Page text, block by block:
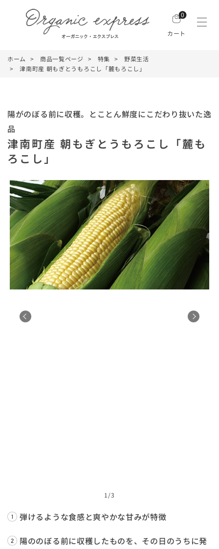
0
カート
ホーム 商品一覧ページ 特集
野菜生活
津南町産 朝もぎとうもろこし「麓もろこし」
陽がのぼる前に収穫。とことん鮮度にこだわり抜いた逸
品
津南町産 朝もぎとうもろこし「麓も
ろこし」
1 /3
弾けるような食感と爽やかな甘みが特徴
陽ののぼる前に収穫したものを、その日のうちに発